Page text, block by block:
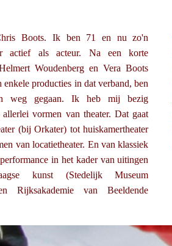
Boots. Ik ben 71 en nu zo'n
actief als acteur. Na een korte
Woudenberg en Vera Boots
enkele producties in dat verband, ben
weg gegaan. Ik heb mij bezig
allerlei vormen van theater. Dat gaat
(bij Orkater) tot huiskamertheater
van locatietheater. En van klassiek
in het kader van uitingen
kunst (Stedelijk Museum
Rijksakademie van Beeldende